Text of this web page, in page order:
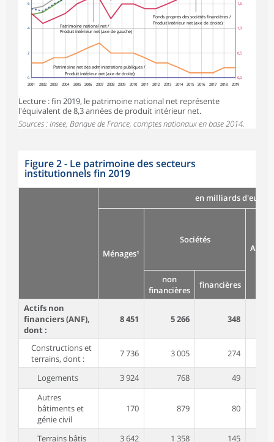
0
2
4
6
0,0
0,5
1,0
1,5
2001 2002 2003 2004 2005 2006 2007 2008 2009 2010 2011 2012 2013 2014 2015 2016 2017 2018 2019
Patrimoine national net /
Produit intérieur net (axe de gauche)
Fonds propres des sociétés financières /
Produit intérieur net (axe de droite)
Patrimoine net des administrations publiques /
Produit intérieur net (axe de droite)
Lecture : fin 2019, le patrimoine national net représente
l'équivalent de 8,3 années de produit intérieur net.
Sources : Insee, Banque de France, comptes nationaux en base 2014.
Figure 2 - Le patrimoine des secteurs
institutionnels fin 2019
en milliards d'euros
Ménages¹
Sociétés
non
financières
financières
Actifs non
financiers (ANF),
dont :
8 451 5 266 348
Constructions et
terrains, dont :
7 736 3 005 274
Logements 3 924 768
49
Autres
bâtiments et
génie civil
170 879 80
Terrains bâtis 3 642 1 358 145